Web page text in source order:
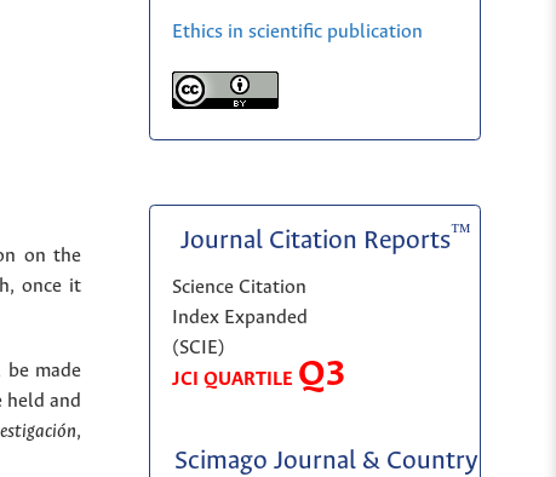
on the
once it
made
held and
,
Ethics in scientific publication
Journal Citation Reports™
Science Citation
Index Expanded
(SCIE)
JCI QUARTILE Q3
Scimago Journal & Country